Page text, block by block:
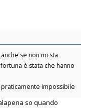
se non mi sta
è stata che hanno
impossibile
so quando